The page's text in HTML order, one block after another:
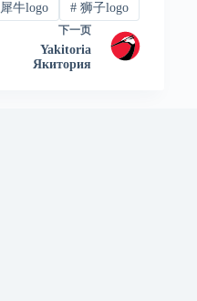
犀牛logo # 狮子logo
下一页
Yakitoria
Якитория